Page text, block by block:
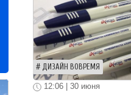
ДИЗАЙН ВОВРЕМЯ
12:06 | 30 июня